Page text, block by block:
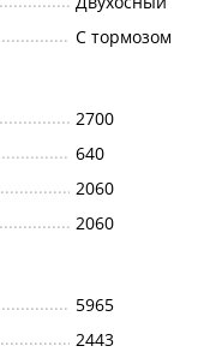
С тормозом
2700
640
2060
2060
5965
2443